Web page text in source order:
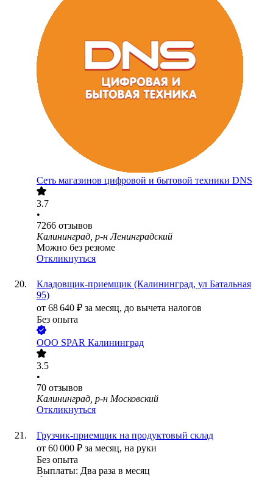
Сеть магазинов цифровой и бытовой техники DNS
3.7
•
7266 отзывов
Калининград, р-н Ленинградский
Можно без резюме
Откликнуться
Кладовщик-приемщик (Калининград, ул Батальная
95)
от 68 640 ₽ за месяц, до вычета налогов
Без опыта
ООО SPAR Калининград
3.5
•
70 отзывов
Калининград, р-н Московский
Откликнуться
Грузчик-приемщик на продуктовый склад
от 60 000 ₽ за месяц, на руки
Без опыта
Выплаты: Два раза в месяц